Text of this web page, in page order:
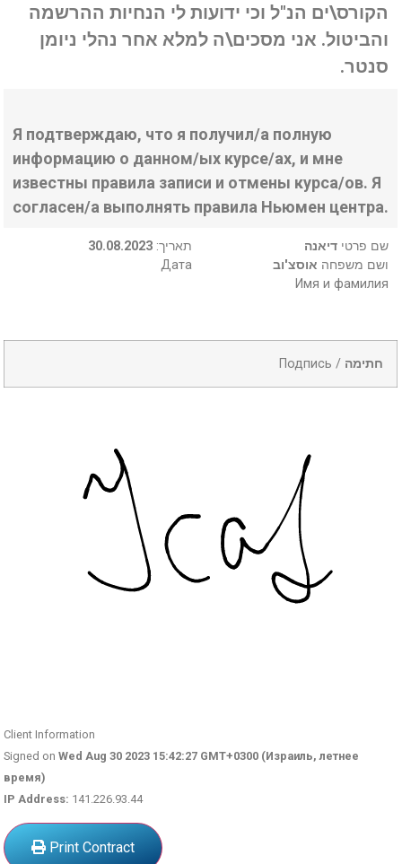
הקורס\ים הנ"ל וכי ידועות לי הנחיות ההרשמה
והביטול. אני מסכים\ה למלא אחר נהלי ניומן
סנטר.
Я подтверждаю, что я получил/а полную
информацию о данном/ых курсе/ах, и мне
известны правила записи и отмены курса/ов. Я
согласен/а выполнять правила Ньюмен центра.
30.08.2023 :תאריך
Дата
שם פרטי דיאנה
ושם משפחה אוסצ'וב
Имя и фамилия
Подпись / חתימה
Client Information
Signed onWed Aug 30 2023 15:42:27 GMT+0300 (Израиль, летнее
время)
IP Address: 141.226.93.44
Print Contract